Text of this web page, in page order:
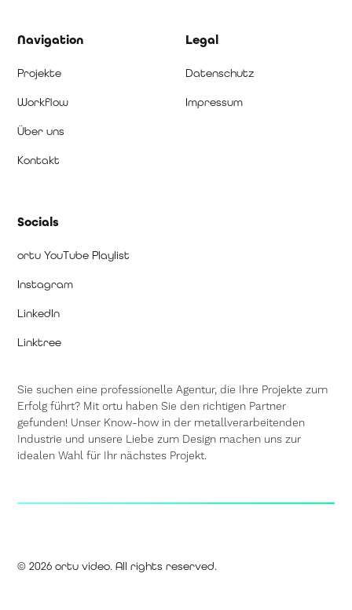
Navigation
Projekte
Workflow
Über uns
Kontakt
Legal
Datenschutz
Impressum
Socials
ortu YouTube Playlist
Instagram
LinkedIn
Linktree
Sie suchen eine professionelle Agentur, die Ihre Projekte zum
Erfolg führt? Mit ortu haben Sie den richtigen Partner
gefunden! Unser Know-how in der metallverarbeitenden
Industrie und unsere Liebe zum Design machen uns zur
idealen Wahl für Ihr nächstes Projekt.
© 2026 ortu video. All rights reserved.